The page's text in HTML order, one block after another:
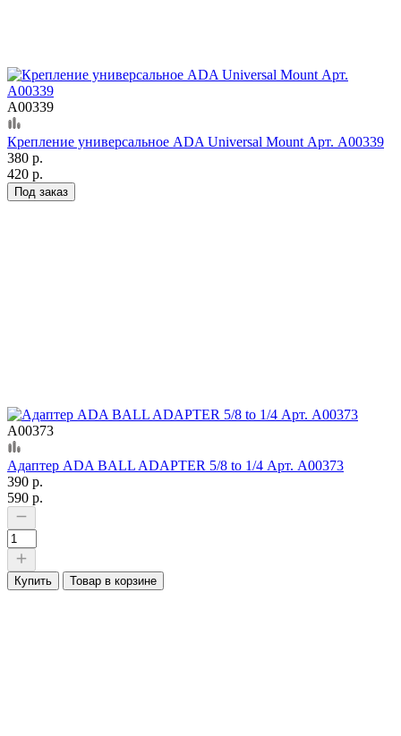
А00339
Крепление универсальное ADA Universal Mount Арт. А00339
380 р.
420 р.
Под заказ
А00373
Адаптер ADA BALL ADAPTER 5/8 to 1/4 Арт. А00373
390 р.
590 р.
Купить Товар в корзине